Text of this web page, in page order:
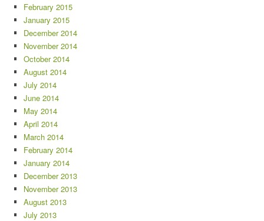
February 2015
January 2015
December 2014
November 2014
October 2014
August 2014
July 2014
June 2014
May 2014
April 2014
March 2014
February 2014
January 2014
December 2013
November 2013
August 2013
July 2013